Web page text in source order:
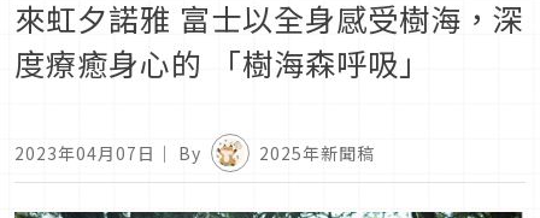
來虹夕諾雅 富士以全身感受樹海，深
度療癒身心的 「樹海森呼吸」
2023年04月07日 ｜ By 2025年新聞稿